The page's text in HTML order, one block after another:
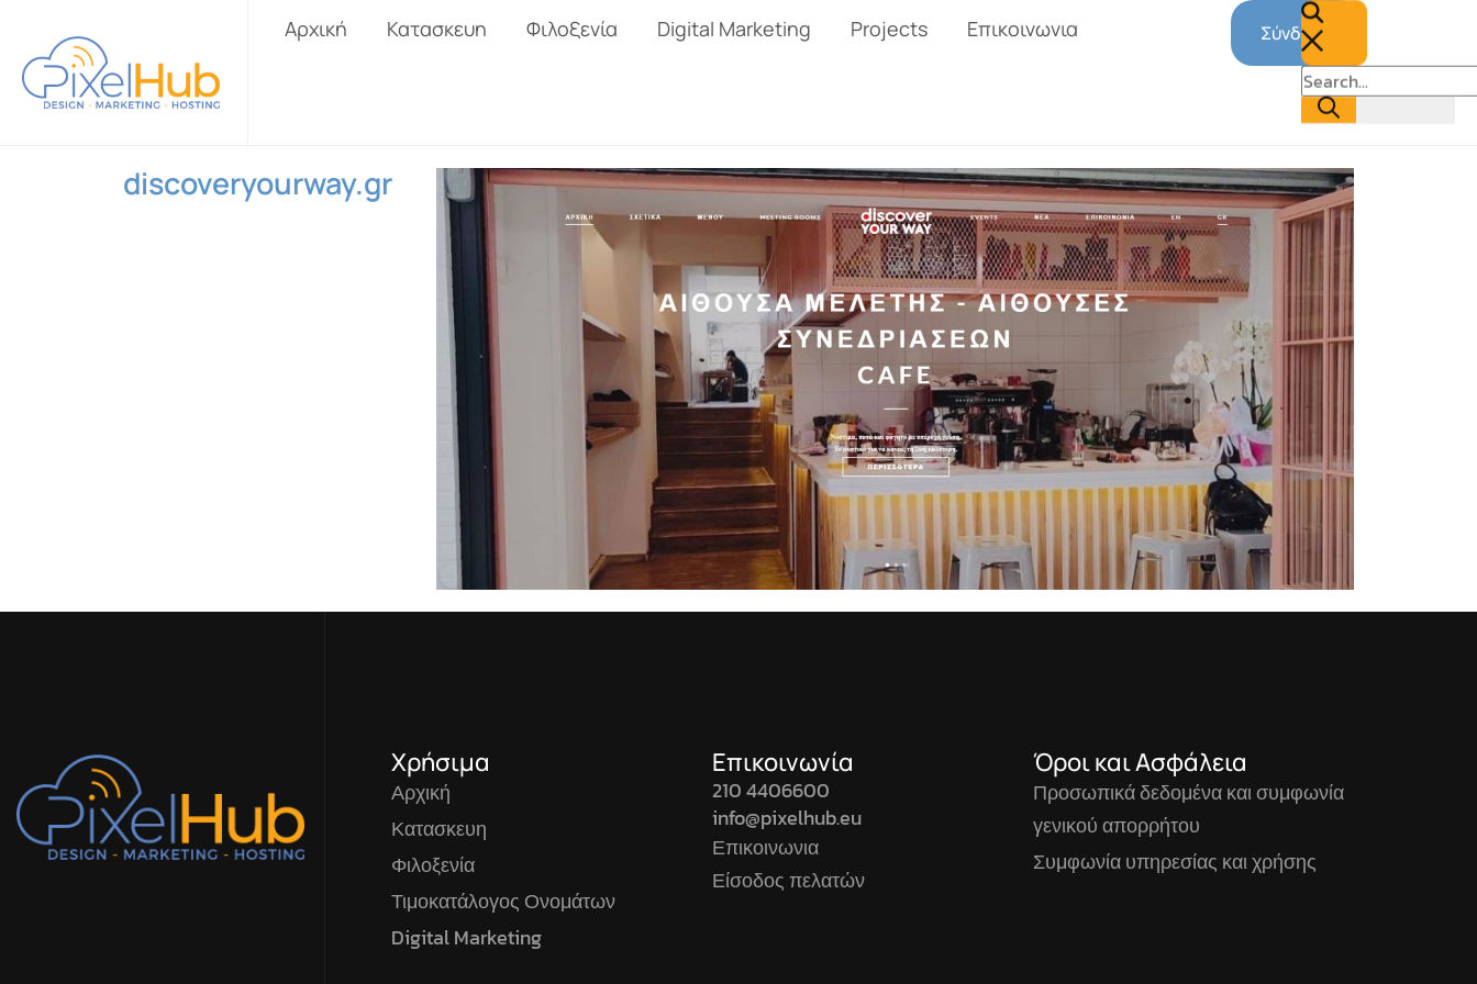
Αρχική Κατασκευη Φιλοξενία Digital Marketing Projects Επικοινωνια Σύνδεση
discoveryourway.gr
Χρήσιμα
Αρχική
Κατασκευη
Φιλοξενία
Τιμοκατάλογος Ονομάτων
Digital Marketing
Επικοινωνία
210 4406600
info@pixelhub.eu
Επικοινωνια
Είσοδος πελατών
Όροι και Ασφάλεια
Προσωπικά δεδομένα και συμφωνία
γενικού απορρήτου
Συμφωνία υπηρεσίας και χρήσης